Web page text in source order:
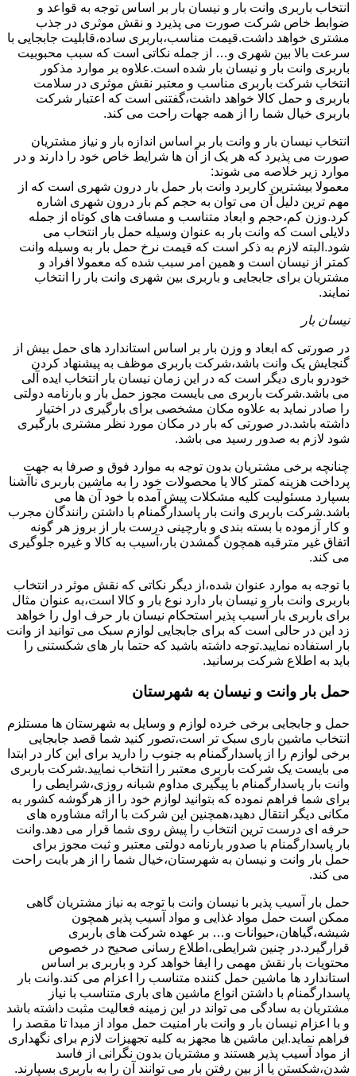
انتخاب باربری وانت بار و نیسان بار بر اساس توجه به قواعد و
ضوابط خاص شرکت صورت می پذیرد و نقش موثری در جذب
مشتری خواهد داشت.قیمت مناسب،باربری ساده،قابلیت جابجایی با
سرعت بالا بین شهری و… از جمله نکاتی است که سبب محبوبیت
باربری وانت بار و نیسان بار شده است.علاوه بر موارد مذکور
انتخاب شرکت باربری مناسب و معتبر نقش موثری در سلامت
باربری و حمل کالا خواهد داشت،گفتنی است که اعتبار شرکت
باربری خیال شما را از همه جهات راحت می کند.
انتخاب نیسان بار و وانت بار بر اساس اندازه بار و نیاز مشتریان
صورت می پذیرد که هر یک از آن ها شرایط خاص خود را دارند و در
موارد زیر خلاصه می شوند:
معمولا بیشترین کاربرد وانت بار حمل بار درون شهری است که از
مهم ترین دلیل آن می توان به حجم کم بار درون شهری اشاره
کرد.وزن کم،حجم و ابعاد متناسب و مسافت های کوتاه از جمله
دلایلی است که وانت بار به عنوان وسیله حمل بار انتخاب می
شود.البته لازم به ذکر است که قیمت نرخ حمل بار به وسیله وانت
کمتر از نیسان است و همین امر سبب شده که معمولا افراد و
مشتریان برای جابجایی و باربری بین شهری وانت بار را انتخاب
نمایند.
نیسان بار
در صورتی که ابعاد و وزن بار بر اساس استاندارد های حمل بیش از
گنجایش یک وانت باشد،شرکت باربری موظف به پیشنهاد کردن
خودرو باری دیگر است که در این زمان نیسان بار انتخاب ایده آلی
می باشد.شرکت باربری می بایست مجوز حمل بار و بارنامه دولتی
را صادر نماید به علاوه مکان مشخصی برای بارگیری در اختیار
داشته باشد.در صورتی که بار در مکان مورد نظر مشتری بارگیری
شود لازم به صدور رسید می باشد.
چنانچه برخی مشتریان بدون توجه به موارد فوق و صرفا به جهت
پرداخت هزینه کمتر کالا یا محصولات خود را به ماشین باربری ناآشنا
بسپارد مسئولیت کلیه مشکلات پیش آمده با خود آن ها می
باشد.شرکت باربری وانت بار پاسدارگمنام با داشتن رانندگان مجرب
و کار آزموده با بسته بندی و بارچینی درست بار از بروز هر گونه
اتفاق غیر مترقبه همچون گمشدن بار،آسیب به کالا و غیره جلوگیری
می کند.
با توجه به موارد عنوان شده،از دیگر نکاتی که نقش موثر در انتخاب
باربری وانت بار و نیسان بار دارد نوع بار و کالا است،به عنوان مثال
برای باربری بار آسیب پذیر استحکام نیسان بار حرف اول را خواهد
زد این در حالی است که برای جابجایی لوازم سبک می توانید از وانت
بار استفاده نمایید.توجه داشته باشید که حتما بار های شکستنی را
باید به اطلاع شرکت برسانید.
حمل بار وانت و نیسان به شهرستان
حمل و جابجایی برخی خرده لوازم و وسایل به شهرستان ها مستلزم
انتخاب ماشین باری سبک تر است،تصور کنید شما قصد جابجایی
برخی لوازم را از پاسدارگمنام به جنوب را دارید برای این کار در ابتدا
می بایست یک شرکت باربری معتبر را انتخاب نمایید.شرکت باربری
وانت بار پاسدارگمنام با پیگیری مداوم شبانه روزی،شرایطی را
برای شما فراهم نموده که بتوانید لوازم خود را از هرگوشه کشور به
مکانی دیگر انتقال دهید،همچنین این شرکت با ارائه مشاوره های
حرفه ای درست ترین انتخاب را پیش روی شما قرار می دهد.وانت
بار پاسدارگمنام با صدور بارنامه دولتی معتبر و ثبت مجوز برای
حمل بار وانت و نیسان به شهرستان،خیال شما را از هر بابت راحت
می کند.
حمل بار آسیب پذیر با نیسان وانت با توجه به نیاز مشتریان گاهی
ممکن است حمل مواد غذایی و مواد آسیب پذیر همچون
شیشه،گیاهان،حیوانات و… بر عهده شرکت های باربری
قرارگیرد.در چنین شرایطی،اطلاع رسانی صحیح در خصوص
محتویات بار نقش مهمی را ایفا خواهد کرد و باربری بر اساس
استاندارد ها ماشین حمل کننده متناسب را اعزام می کند.وانت بار
پاسدارگمنام با داشتن انواع ماشین های باری متناسب با نیاز
مشتریان به سادگی می تواند در این زمینه فعالیت مثبت داشته باشد
و با اعزام نیسان بار و وانت بار امنیت حمل مواد از مبدا تا مقصد را
فراهم نماید.این ماشین ها مجهز به کلیه تجهیزات لازم برای نگهداری
از مواد آسیب پذیر هستند و مشتریان بدون نگرانی از فاسد
شدن،شکستن یا از بین رفتن بار می توانند آن را به باربری بسپارند.